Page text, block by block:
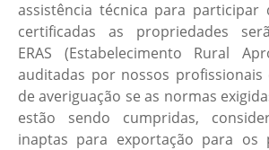
assistência técnica para participar
certificadas as propriedades
ERAS (Estabelecimento Rural
auditadas por nossos profissionais
de averiguação se as normas
estão sendo cumpridas,
inaptas para exportação para os